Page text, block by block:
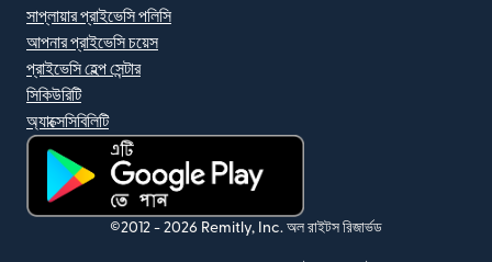
সাপ্লায়ার প্রাইভেসি পলিসি
আপনার প্রাইভেসি চয়েস
প্রাইভেসি হেল্প সেন্টার
সিকিউরিটি
অ্যাক্সেসিবিলিটি
(নতুন উইন্ডোতে খুলবে)
©2012 - 2026 Remitly, Inc. অল রাইটস রিজার্ভড